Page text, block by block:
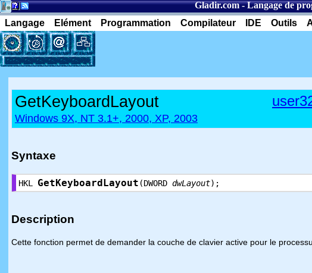
Gladir.com-Langage de
Langage
Elément Programmation Compilateur IDE Outils
GetKeyboardLayout
Windows 9X, NT 3.1+, 2000, XP, 2003
Syntaxe
HKL GetKeyboardLayout (DWORD dwLayout);
Description
Cette fonction permet de demander la couche de clavier active pour le